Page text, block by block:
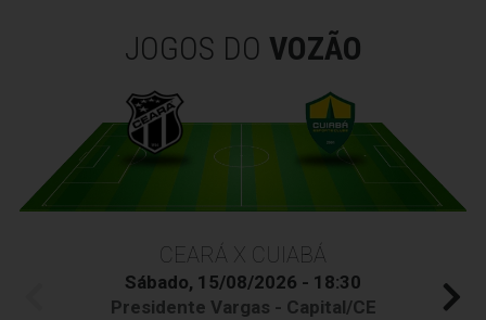
JOGOS DO VOZÃO
CEARÁ X CUIABÁ
Sábado, 15/08/2026 - 18:30
Presidente Vargas - Capital/CE